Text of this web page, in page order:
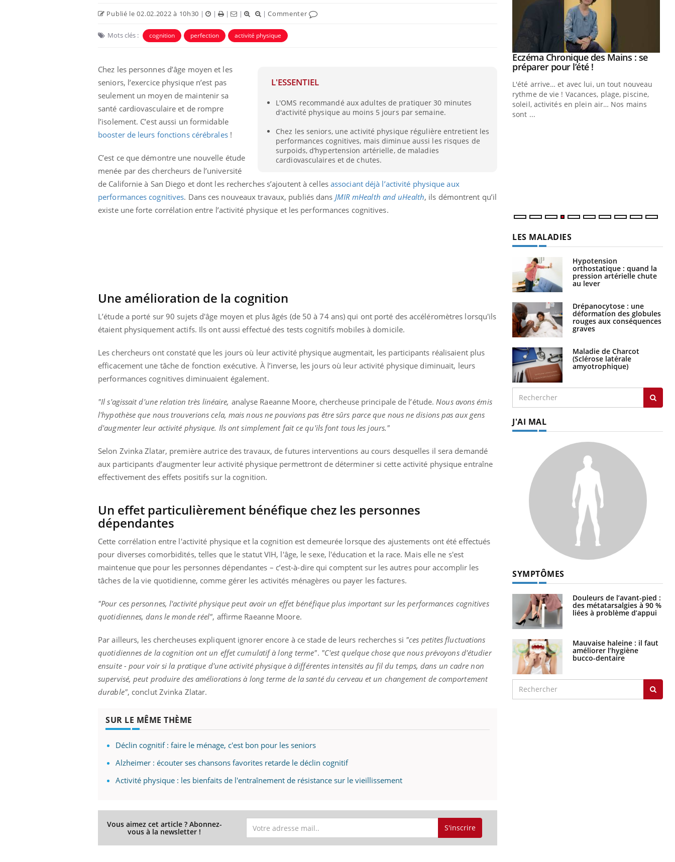
Publié le 02.02.2022 à 10h30 | | | | |Commenter
Mots clés : cognition perfection activité physique
L'ESSENTIEL
L'OMS recommandé aux adultes de pratiquer 30 minutes
d'activité physique au moins 5 jours par semaine.
Chez les seniors, une activité physique régulière entretient les
performances cognitives, mais diminue aussi les risques de
surpoids, d’hypertension artérielle, de maladies
cardiovasculaires et de chutes.
Chez les personnes d’âge moyen et les
seniors, l’exercice physique n’est pas
seulement un moyen de maintenir sa
santé cardiovasculaire et de rompre
l’isolement. C’est aussi un formidable
booster de leurs fonctions cérébrales!
C’est ce que démontre une nouvelle étude
menée par des chercheurs de l’université
de Californie à San Diego et dont les recherches s’ajoutent à celles associant déjà l’activité physique aux
performances cognitives. Dans ces nouveaux travaux, publiés dans JMIR mHealth and uHealth, ils démontrent qu’il
existe une forte corrélation entre l’activité physique et les performances cognitives.
Une amélioration de la cognition
L’étude a porté sur 90 sujets d'âge moyen et plus âgés (de 50 à 74 ans) qui ont porté des accéléromètres lorsqu'ils
étaient physiquement actifs. Ils ont aussi effectué des tests cognitifs mobiles à domicile.
Les chercheurs ont constaté que les jours où leur activité physique augmentait, les participants réalisaient plus
efficacement une tâche de fonction exécutive. À l’inverse, les jours où leur activité physique diminuait, leurs
performances cognitives diminuaient également.
"Il s'agissait d'une relation très linéaire, analyse Raeanne Moore, chercheuse principale de l’étude. Nous avons émis
l'hypothèse que nous trouverions cela, mais nous ne pouvions pas être sûrs parce que nous ne disions pas aux gens
d'augmenter leur activité physique. Ils ont simplement fait ce qu'ils font tous les jours."
Selon Zvinka Zlatar, première autrice des travaux, de futures interventions au cours desquelles il sera demandé
aux participants d’augmenter leur activité physique permettront de déterminer si cette activité physique entraîne
effectivement des effets positifs sur la cognition.
Un effet particulièrement bénéfique chez les personnes
dépendantes
Cette corrélation entre l'activité physique et la cognition est demeurée lorsque des ajustements ont été effectués
pour diverses comorbidités, telles que le statut VIH, l'âge, le sexe, l'éducation et la race. Mais elle ne s'est
maintenue que pour les personnes dépendantes – c’est-à-dire qui comptent sur les autres pour accomplir les
tâches de la vie quotidienne, comme gérer les activités ménagères ou payer les factures.
"Pour ces personnes, l'activité physique peut avoir un effet bénéfique plus important sur les performances cognitives
quotidiennes, dans le monde réel", affirme Raeanne Moore.
Par ailleurs, les chercheuses expliquent ignorer encore à ce stade de leurs recherches si "ces petites fluctuations
quotidiennes de la cognition ont un effet cumulatif à long terme". "C'est quelque chose que nous prévoyons d'étudier
ensuite - pour voir si la pratique d'une activité physique à différentes intensités au fil du temps, dans un cadre non
supervisé, peut produire des améliorations à long terme de la santé du cerveau et un changement de comportement
durable", conclut Zvinka Zlatar.
SUR LE MÊME THÈME
Déclin cognitif : faire le ménage, c'est bon pour les seniors
Alzheimer : écouter ses chansons favorites retarde le déclin cognitif
Activité physique : les bienfaits de l'entraînement de résistance sur le vieillissement
Vous aimez cet article ? Abonnez-
vous à la newsletter ! S'inscrire
expliquer ma maladieYoutube
Il y a des sujets qui sont faciles à aborder...
d'autres non ! D'un côté, poser des
questions sur la maladie d'un proche c'est
prévenir
Fatigue, irritabilité, brouillard mental ou
même alopécie… Les symptômes de la
carence en fer sont multiples ce qui la rend
...
patients comme parfois chez les soignants.
Youtube
Eczéma Chronique des Mains : se
préparer pour l’été !Youtube
L'été arrive… et avec lui, un tout nouveau
rythme de vie ! Vacances, plage, piscine,
soleil, activités en plein air… Nos mains
sont ...
LES MALADIES
Hypotension
orthostatique : quand la
pression artérielle chute
au lever
Drépanocytose : une
déformation des globules
rouges aux conséquences
graves
Maladie de Charcot
(Sclérose latérale
amyotrophique)
J'AI MAL
SYMPTÔMES
Douleurs de l’avant-pied :
des métatarsalgies à 90 %
liées à problème d’appui
Mauvaise haleine : il faut
améliorer l’hygiène
bucco-dentaire